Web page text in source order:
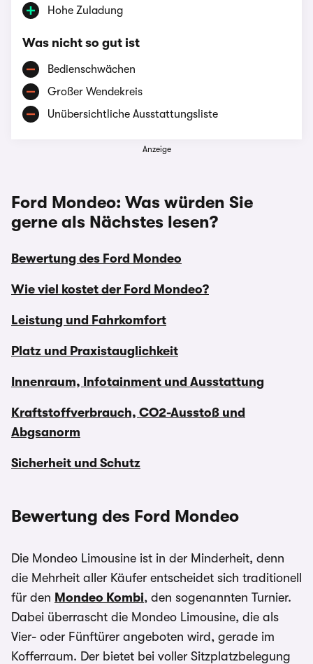
Hohe Zuladung
Was nicht so gut ist
Bedienschwächen
Großer Wendekreis
Unübersichtliche Ausstattungsliste
Anzeige
Ford Mondeo: Was würden Sie
gerne als Nächstes lesen?
Bewertung des Ford Mondeo
Wie viel kostet der Ford Mondeo?
Leistung und Fahrkomfort
Platz und Praxistauglichkeit
Innenraum, Infotainment und Ausstattung
Kraftstoffverbrauch, CO2-Ausstoß und
Abgsanorm
Sicherheit und Schutz
Bewertung des Ford Mondeo
Die Mondeo Limousine ist in der Minderheit, denn
die Mehrheit aller Käufer entscheidet sich traditionell
für den Mondeo Kombi, den sogenannten Turnier.
Dabei überrascht die Mondeo Limousine, die als
Vier- oder Fünftürer angeboten wird, gerade im
Kofferraum. Der bietet bei voller Sitzplatzbelegung